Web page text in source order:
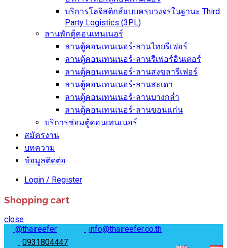
บริการโลจิสติกส์แบบครบวงจรในฐานะ Third
Party Logistics (3PL)
ลานพักตู้คอนเทนเนอร์
ลานตู้คอนเทนเนอร์-ลานไทยรีเฟอร์
ลานตู้คอนเทนเนอร์-ลานรีเฟอร์อินเตอร์
ลานตู้คอนเทนเนอร์-ลานสงขลารีเฟอร์
ลานตู้คอนเทนเนอร์-ลานสะเดา
ลานตู้คอนเทนเนอร์-ลานบางกล่ำ
ลานตู้คอนเทนเนอร์-ลานขอนแก่น
บริการซ่อมตู้คอนเทนเนอร์
สมัครงาน
บทความ
ข้อมูลติดต่อ
Login / Register
Shopping cart
close
@thaireefer
info@thaireefer.co.th
0931804447